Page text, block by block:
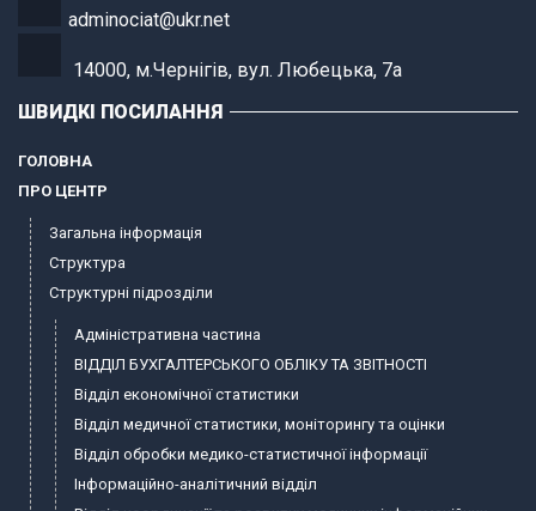
adminociat@ukr.net
14000, м.Чернігів, вул. Любецька, 7а
ШВИДКІ ПОСИЛАННЯ
ГОЛОВНА
ПРО ЦЕНТР
Загальна інформація
Структура
Структурні підрозділи
Адміністративна частина
ВІДДІЛ БУХГАЛТЕРСЬКОГО ОБЛІКУ ТА ЗВІТНОСТІ
Відділ економічної статистики
Відділ медичної статистики, моніторингу та оцінки
Відділ обробки медико-статистичної інформації
Інформаційно-аналітичний відділ